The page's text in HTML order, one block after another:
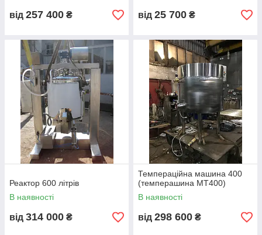
забезпечення гомогенності продукту
від 257 400 ₴ від 25 700 ₴
Реактор 600 літрів
В наявності
від 314 000 ₴
Темпераційна машина 400
(темперашина МТ400)
В наявності
від 298 600 ₴